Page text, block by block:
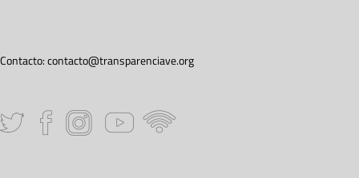
Contacto:contacto@transparenciave.org